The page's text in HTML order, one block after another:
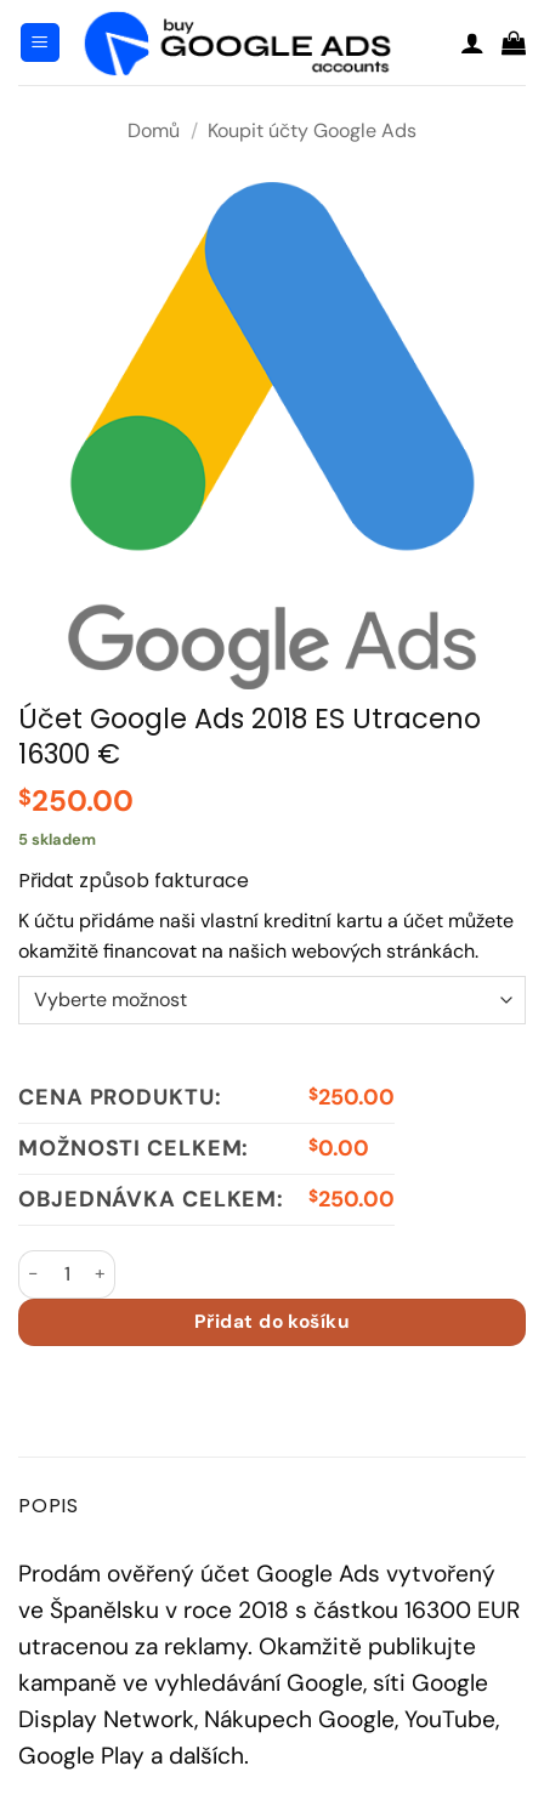
Domů / Koupit účty Google Ads
Účet Google Ads 2018 ES Utraceno
16300 €
$250.00
5 skladem
Přidat způsob fakturace
K účtu přidáme naši vlastní kreditní kartu a účet můžete
okamžitě financovat na našich webových stránkách.
CENA PRODUKTU: $250.00
MOŽNOSTI CELKEM:
$0.00
OBJEDNÁVKA CELKEM:
$250.00
Google Ads Account 2018 ES Spent €16300 množství
Přidat do košíku
POPIS
Prodám ověřený účet Google Ads vytvořený
ve Španělsku v roce 2018 s částkou 16300 EUR
utracenou za reklamy. Okamžitě publikujte
kampaně ve vyhledávání Google, síti Google
Display Network, Nákupech Google, YouTube,
Google Play a dalších.